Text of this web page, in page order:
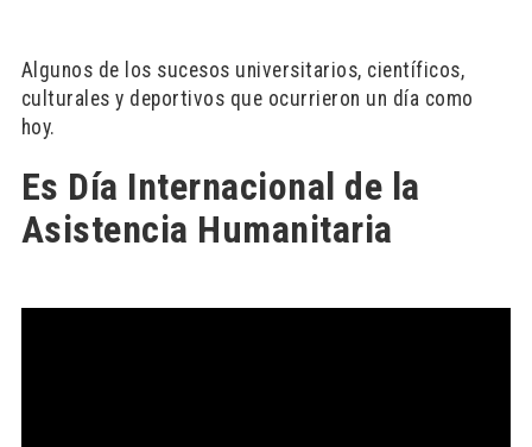
Algunos de los sucesos universitarios, científicos,
culturales y deportivos que ocurrieron un día como
hoy.
Es Día Internacional de la
Asistencia Humanitaria